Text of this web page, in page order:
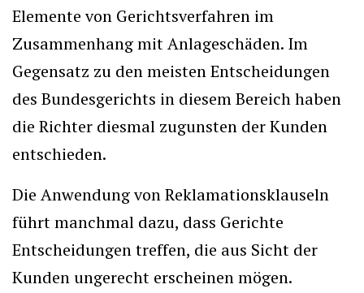
Elemente von Gerichtsverfahren im
Zusammenhang mit Anlageschäden. Im
Gegensatz zu den meisten Entscheidungen
des Bundesgerichts in diesem Bereich haben
die Richter diesmal zugunsten der Kunden
entschieden.
Die Anwendung von Reklamationsklauseln
führt manchmal dazu, dass Gerichte
Entscheidungen treffen, die aus Sicht der
Kunden ungerecht erscheinen mögen.